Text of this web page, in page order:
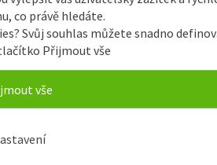
co právě hledáte.
Svůj souhlas můžete snadno
Přijmout vše
vše